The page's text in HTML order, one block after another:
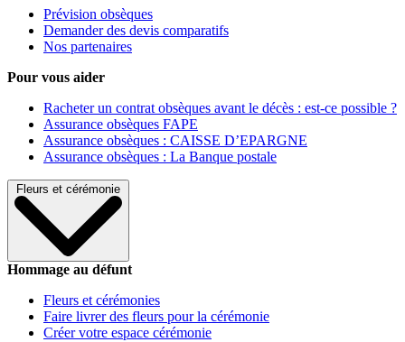
Prévision obsèques
Demander des devis comparatifs
Nos partenaires
Pour vous aider
Racheter un contrat obsèques avant le décès : est-ce possible ?
Assurance obsèques FAPE
Assurance obsèques : CAISSE D’EPARGNE
Assurance obsèques : La Banque postale
Fleurs et cérémonie
Hommage au défunt
Fleurs et cérémonies
Faire livrer des fleurs pour la cérémonie
Créer votre espace cérémonie